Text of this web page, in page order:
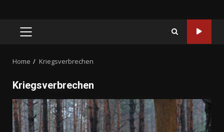
PRIMARY
Home Kriegsverbrechen
Kriegsverbrechen